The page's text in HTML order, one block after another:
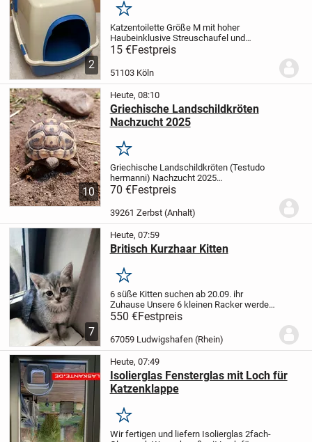
2
Merken
Katzentoilette Größe M mit hoher
Haubeinklusive Streuschaufel und
AktivkohlefilterMaße (B / T / H): ca. 45 x
Für Selbstabholer.
15 €Festpreis
51103 Köln
10
Heute, 08:10
Griechische Landschildkröten
Nachzucht 2025
Merken
Griechische Landschildkröten (Testudo
hermanni) Nachzucht 2025
abzugeben.Die Bruttemperatur lag bei ca.
Überwinterung im Terrarium,
Winterschlaf ca. 8 Wochen. Die Tiere
besitzen selbstverstä...
70 €Festpreis
39261 Zerbst (Anhalt)
7
Heute, 07:59
Britisch Kurzhaar Kitten
Merken
6 süße Kitten suchen ab 20.09. ihr
Zuhause Unsere 6 kleinen Racker werden
am 20. September auszugbereit.
verspielt, stubenrein und an Menschen
gewöhnt.Abgabe nur in liebevolle Hände
550 €Festpreis
67059 Ludwigshafen (Rhein)
Heute, 07:49
Isolierglas Fensterglas mit Loch für
Katzenklappe
Merken
Wir fertigen und liefern Isolierglas 2fach-